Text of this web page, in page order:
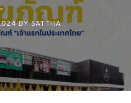
BYSATTHA